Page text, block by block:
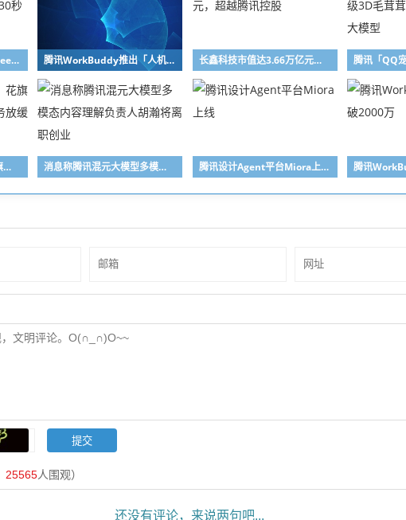
豆包专业版大升级：接入Seedance2.5 单次直出30秒视频 腾讯WorkBuddy推出「人机双写」协同编辑能力 长鑫科技市值达3.66万亿元，超越腾讯控股
腾讯港股上涨1.77%，花旗称无需过度担忧游戏业务放缓 消息称腾讯混元大模型多模态内容理解负责人胡瀚将离职创业 腾讯设计Agent平台Miora上线
25565人围观）
还没有评论，来说两句吧...